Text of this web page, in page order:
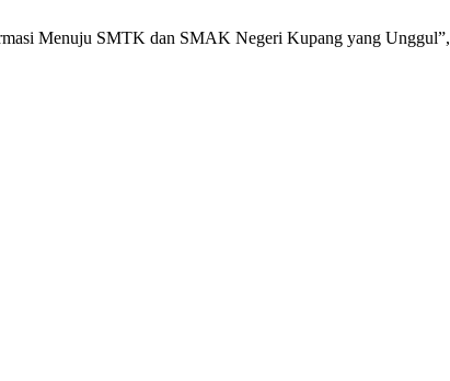
Menuju SMTK dan SMAK Negeri Kupang yang Unggul”,